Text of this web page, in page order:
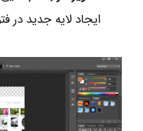
ایجاد لایه جدید در